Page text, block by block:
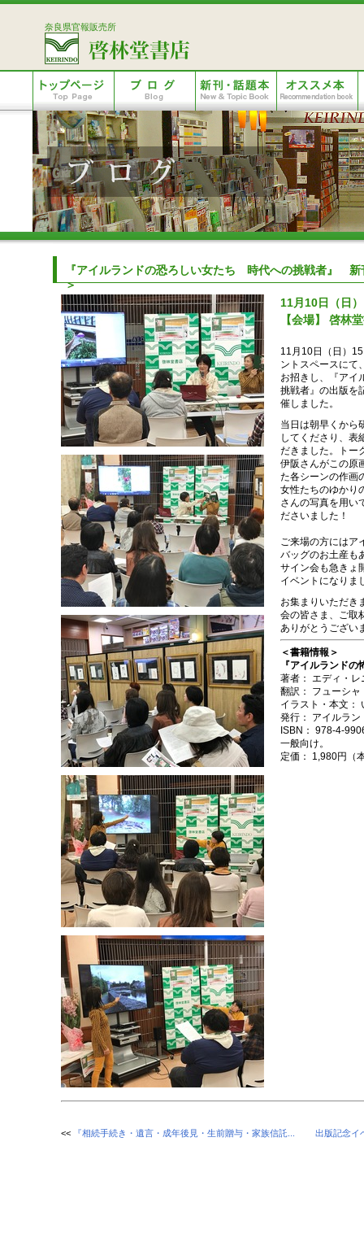
奈良県官報販売所
『アイルランドの恐ろしい女たち 時代への挑戦者』 新
＞
11月10日（日
【会場】 啓林
11月10日（日）
ントスペースにて
お招きし、『ア
挑戦者』の出版を
催しました。
当日は朝早くから
してくださり、表
だきました。トー
伊阪さんがこの原
た各シーンの作画
女性たちのゆかり
さんの写真を用い
ださいました！
ご来場の方にはア
バッグのお土産も
サイン会も急きょ
イベントになりま
お集まりいただき
会の皆さま、ご取
ありがとうござい
＜書籍情報＞
『アイルランド
著者： エディ・レ
翻訳： フューシャ
イラスト・本文：
発行： アイルラ
ISBN： 978-4-
一般向け。
定価： 1,980円（
<< 『相続手続き・遺言・成年後見・生前贈与・家族信託... 出版記念